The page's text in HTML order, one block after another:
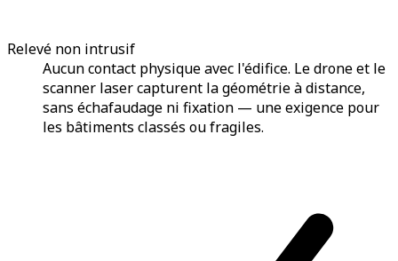
Relevé non intrusif
Aucun contact physique avec l'édifice. Le drone et le
scanner laser capturent la géométrie à distance,
sans échafaudage ni fixation — une exigence pour
les bâtiments classés ou fragiles.